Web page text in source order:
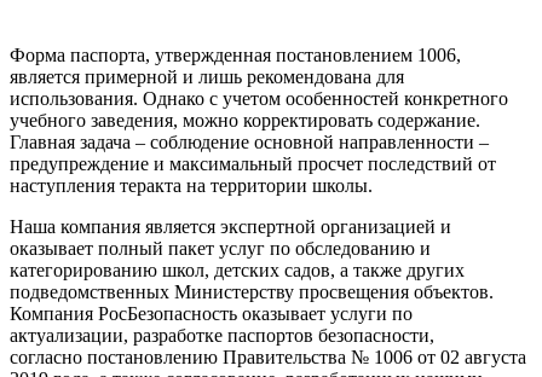
Форма паспорта, утвержденная постановлением 1006,
является примерной и лишь рекомендована для
использования. Однако с учетом особенностей конкретного
учебного заведения, можно корректировать содержание.
Главная задача – соблюдение основной направленности –
предупреждение и максимальный просчет последствий от
наступления теракта на территории школы.
Наша компания является экспертной организацией и
оказывает полный пакет услуг по обследованию и
категорированию школ, детских садов, а также других
подведомственных Министерству просвещения объектов.
Компания РосБезопасность оказывает услуги по
актуализации, разработке паспортов безопасности,
согласно постановлению Правительства № 1006 от 02 августа